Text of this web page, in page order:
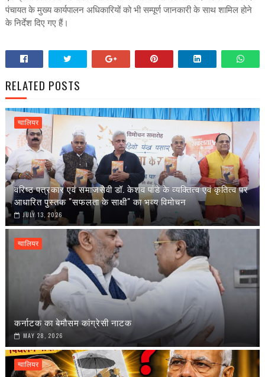
पंचायत के मुख्य कार्यपालन अधिकारियों को भी सम्पूर्ण जानकारी के साथ शामिल होने
के निर्देश दिए गए हैं।
RELATED POSTS
ग्वालियर
वरिष्ठ पत्रकार एवं समाजसेवी डॉ. केशव पांडे के व्यक्तित्व एवं कृतित्व पर
आधारित पुस्तक "सफलता के साक्षी" का भव्य विमोचन
JULY 13, 2026
ग्वालियर
कर्नाटक का बेमौसम कांग्रेसी नाटक
MAY 28, 2026
ग्वालियर